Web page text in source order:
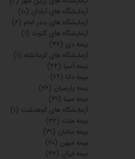
آزمایشگاه های آبادان (۱۰)
آزمایشگاه های بندر امام (۶)
آزمایشگاه های گتوند (۱)
بیمه دی (۳۲)
آزمایشگاه های کرمانشاه (۱)
بیمه آسیا (۴۴)
بیمه دانا (۲۹)
بیمه پارسیان (۲۶)
بیمه سینا (۳۱)
آزمایشگاه های کوهدشت (۱)
بیمه ملت (۳۲)
بیمه سامان (۳۱)
بیمه میهن (۲۰)
بیمه ایران (۴۲)